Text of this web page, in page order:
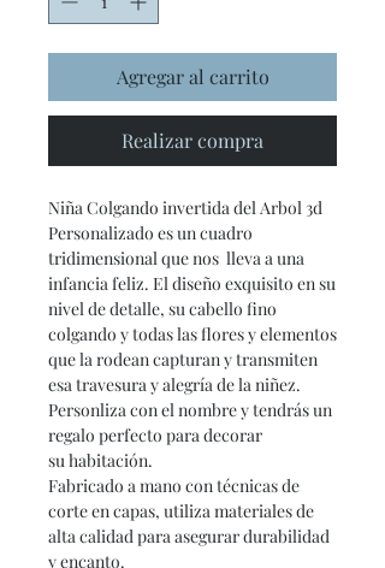
Agregar al carrito
Realizar compra
Niña Colgando invertida del Arbol 3d
Personalizado es un cuadro
tridimensional que nos lleva a una
infancia feliz. El diseño exquisito en su
nivel de detalle, su cabello fino
colgando y todas las flores y elementos
que la rodean capturan y transmiten
esa travesura y alegría de la niñez.
Personliza con el nombre y tendrás un
regalo perfecto para decorar
su habitación.
Fabricado a mano con técnicas de
corte en capas, utiliza materiales de
alta calidad para asegurar durabilidad
y encanto.